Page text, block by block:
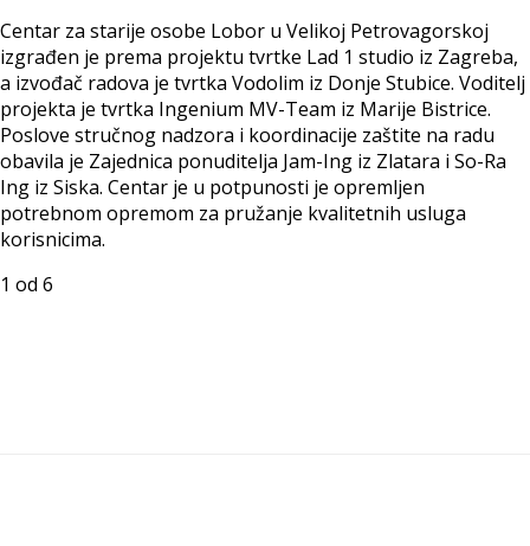
Centar za starije osobe Lobor u Velikoj Petrovagorskoj
izgrađen je prema projektu tvrtke Lad 1 studio iz Zagreba,
a izvođač radova je tvrtka Vodolim iz Donje Stubice. Voditelj
projekta je tvrtka Ingenium MV-Team iz Marije Bistrice.
Poslove stručnog nadzora i koordinacije zaštite na radu
obavila je Zajednica ponuditelja Jam-Ing iz Zlatara i So-Ra
Ing iz Siska. Centar je u potpunosti je opremljen
potrebnom opremom za pružanje kvalitetnih usluga
korisnicima.
1 od 6